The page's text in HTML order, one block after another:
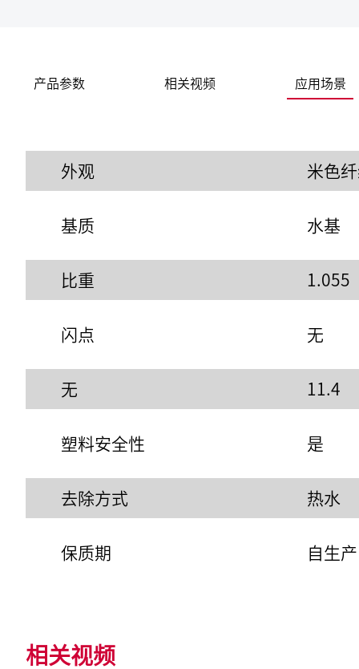
产品参数 相关视频 应用场景
外观 米色
基质 水基
比重 1.055
闪点 无
无 11.4
塑料安全性 是
去除方式 热水
保质期 自生
相关视频